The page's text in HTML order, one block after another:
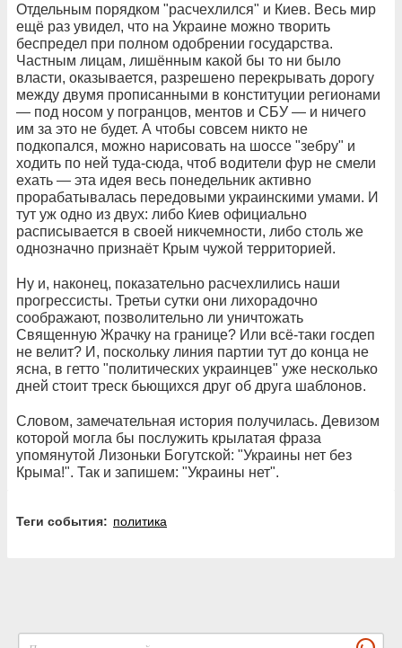
Отдельным порядком "расчехлился" и Киев. Весь мир
ещё раз увидел, что на Украине можно творить
беспредел при полном одобрении государства.
Частным лицам, лишённым какой бы то ни было
власти, оказывается, разрешено перекрывать дорогу
между двумя прописанными в конституции регионами
— под носом у погранцов, ментов и СБУ — и ничего
им за это не будет. А чтобы совсем никто не
подкопался, можно нарисовать на шоссе "зебру" и
ходить по ней туда-сюда, чтоб водители фур не смели
ехать — эта идея весь понедельник активно
прорабатывалась передовыми украинскими умами. И
тут уж одно из двух: либо Киев официально
расписывается в своей никчемности, либо столь же
однозначно признаёт Крым чужой территорией.
Ну и, наконец, показательно расчехлились наши
прогрессисты. Третьи сутки они лихорадочно
соображают, позволительно ли уничтожать
Священную Жрачку на границе? Или всё-таки госдеп
не велит? И, поскольку линия партии тут до конца не
ясна, в гетто "политических украинцев" уже несколько
дней стоит треск бьющихся друг об друга шаблонов.
Словом, замечательная история получилась. Девизом
которой могла бы послужить крылатая фраза
упомянутой Лизоньки Богутской: "Украины нет без
Крыма!". Так и запишем: "Украины нет".
Теги события: политика